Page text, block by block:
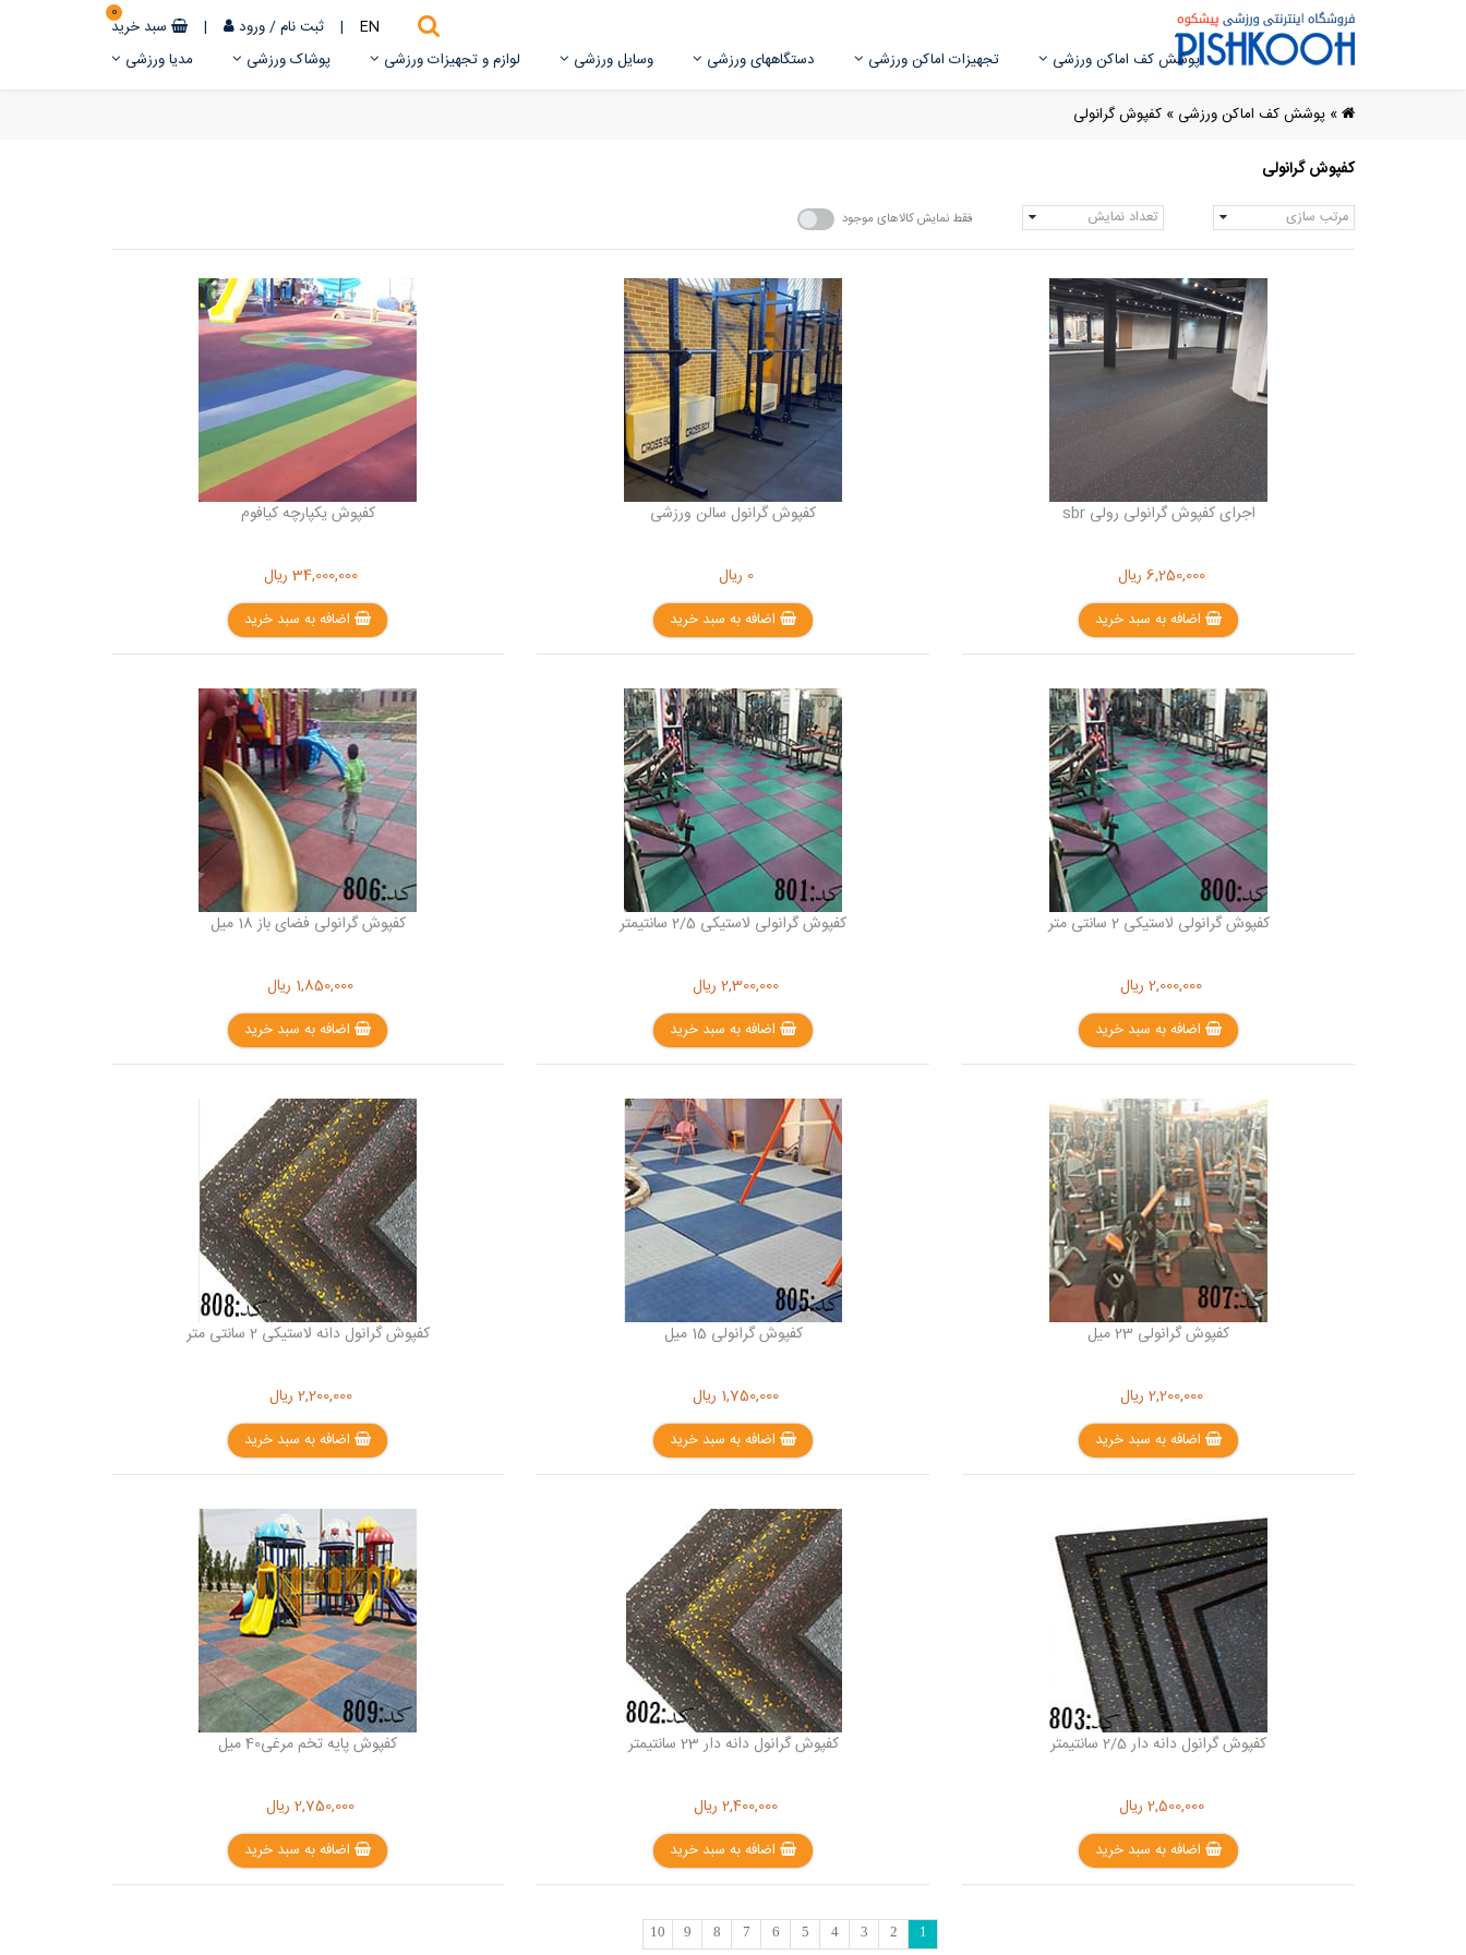
EN
| ثبت نام/ورود | سبد خرید
0
پوشش کف اماکن ورزشی تجهیزات اماکن ورزشی دستگاههای ورزشی وسایل ورزشی لوازم و تجهیزات ورزشی پوشاک ورزشی مدیا ورزشی
» پوشش کف اماکن ورزشی » کفپوش گرانولی
کفپوش گرانولی
مرتب سازی تعداد نمایش فقط نمایش کالاهای موجود
اجرای کفپوش گرانولی رولی sbr
6,250,000 ریال
اضافه به سبد خرید
کفپوش گرانول سالن ورزشی
0 ریال
اضافه به سبد خرید
کفپوش یکپارچه کیافوم
34,000,000 ریال
اضافه به سبد خرید
کفپوش گرانولی لاستیکی 2 سانتی متر
2,000,000 ریال
اضافه به سبد خرید
کفپوش گرانولی لاستیکی 2/5 سانتیمتر
2,300,000 ریال
اضافه به سبد خرید
کفپوش گرانولی فضای باز 18 میل
1,850,000 ریال
اضافه به سبد خرید
کفپوش گرانولی 23 میل
2,200,000 ریال
اضافه به سبد خرید
کفپوش گرانولی 15 میل
1,750,000 ریال
اضافه به سبد خرید
کفپوش گرانول دانه لاستیکی 2 سانتی متر
2,200,000 ریال
اضافه به سبد خرید
کفپوش گرانول دانه دار 2/5 سانتیمتر
2,500,000 ریال
اضافه به سبد خرید
کفپوش گرانول دانه دار 23 سانتیمتر
2,400,000 ریال
اضافه به سبد خرید
کفپوش پایه تخم مرغی40 میل
2,750,000 ریال
اضافه به سبد خرید
1
2
3
4
5
6
7
8
9
10